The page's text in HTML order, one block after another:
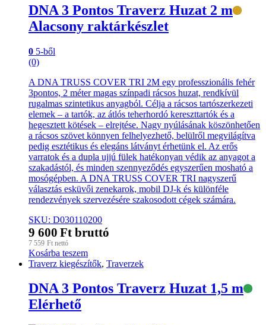
DNA 3 Pontos Traverz Huzat 2 m
Alacsony raktárkészlet
0 5-ből
(0)
A DNA TRUSS COVER TRI 2M egy professzionális fehér
3pontos, 2 méter magas színpadi rácsos huzat, rendkívül
rugalmas szintetikus anyagból. Célja a rácsos tartószerkezeti
elemek – a tartók, az átlós teherhordó kereszttartók és a
hegesztett kötések – elrejtése. Nagy nyúlásának köszönhetően
a rácsos szövet könnyen felhelyezhető, belülről megvilágítva
pedig esztétikus és elegáns látványt érhetünk el. Az erős
varratok és a dupla ujjú fülek hatékonyan védik az anyagot a
szakadástól, és minden szennyeződés egyszerűen mosható a
mosógépben. A DNA TRUSS COVER TRI nagyszerű
választás esküvői zenekarok, mobil DJ-k és különféle
rendezvények szervezésére szakosodott cégek számára.
SKU: D030110200
9 600 Ft bruttó
7 559 Ft nettó
Kosárba teszem
Traverz kiegészítők, Traverzek
DNA 3 Pontos Traverz Huzat 1,5 m
Elérhető